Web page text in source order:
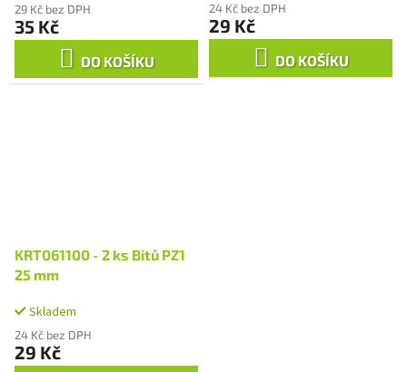
29 Kč bez DPH
35 Kč
DO KOŠÍKU
24 Kč bez DPH
29 Kč
DO KOŠÍKU
KRT061100 - 2 ks Bitů PZ1
25 mm
Skladem
24 Kč bez DPH
29 Kč